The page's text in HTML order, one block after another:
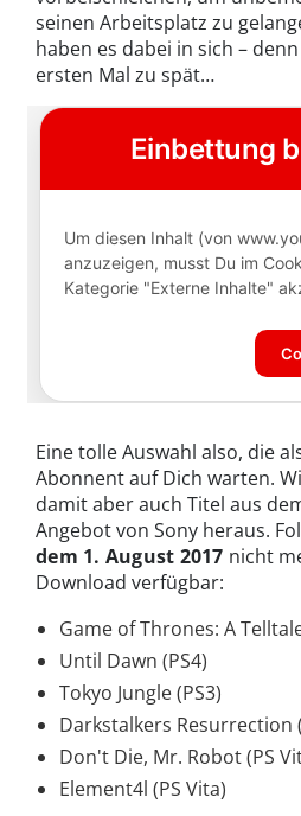
seinen Arbeitsplatz zu
haben es dabei in sich –
ersten Mal zu spät…
Eine tolle Auswahl also, die
Abonnent auf Dich warten.
damit aber auch Titel aus
Angebot von Sony heraus.
dem 1. August 2017 nicht
Download verfügbar:
Game of Thrones: A
Until Dawn (PS4)
Tokyo Jungle (PS3)
Darkstalkers Resurrection
Don't Die, Mr. Robot (PS
Element4l (PS Vita)